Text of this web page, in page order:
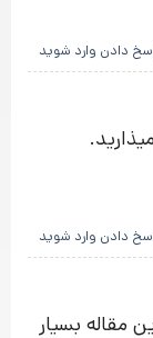
دادن وارد شوید
دادن وارد شوید
مقاله بسیار